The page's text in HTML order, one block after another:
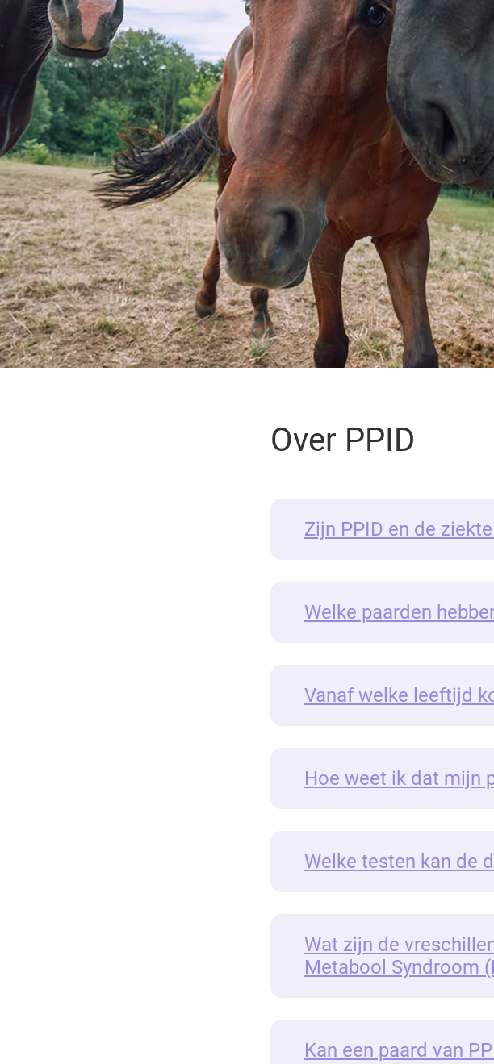
Over PPID
Zijn PPID en de
Welke paarden
Vanaf welke leeftijd
Hoe weet ik dat mijn
Welke testen kan de
Wat zijn de
Metabool Syndroom
Kan een paard van